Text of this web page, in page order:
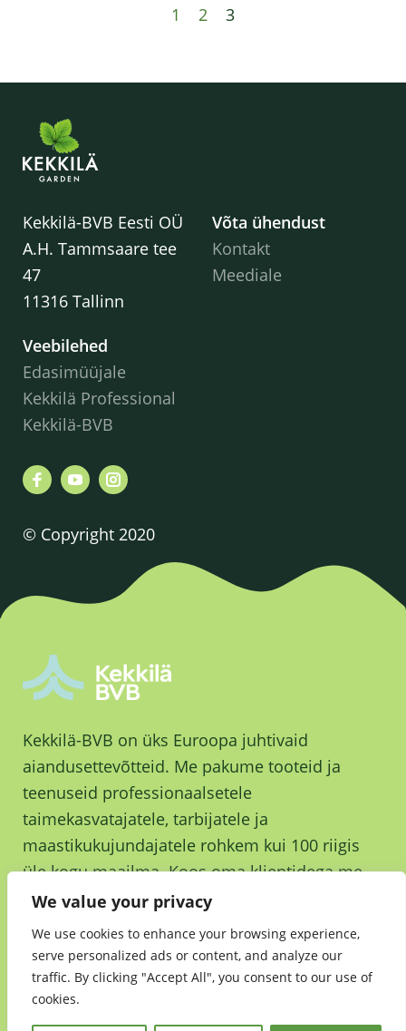
We value your privacy
We use cookies to enhance your browsing experience,
serve personalized ads or content, and analyze our
traffic. By clicking "Accept All", you consent to our use of
cookies.
1 2 3
Kekkilä-BVB Eesti OÜ
A.H. Tammsaare tee
47
11316 Tallinn
Võta ühendust
Kontakt
Meediale
Veebilehed
Edasimüüjale
Kekkilä Professional
Kekkilä-BVB
© Copyright 2020
Kekkilä-BVB on üks Euroopa juhtivaid
aiandusettevõtteid. Me pakume tooteid ja
teenuseid professionaalsetele
taimekasvatajatele, tarbijatele ja
maastikukujundajatele rohkem kui 100 riigis
üle kogu maailma. Koos oma klientidega me
kasvame ja kasvatame parema tuleviku nimel.
Jätkusuutlikkus